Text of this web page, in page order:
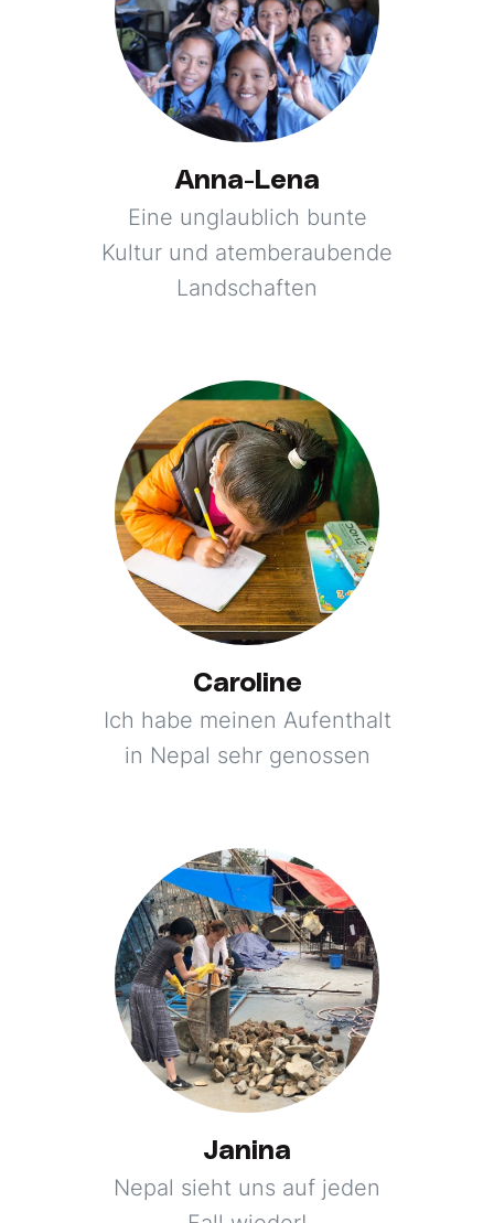
Anna-Lena
Eine unglaublich bunte
Kultur und atemberaubende
Landschaften
Caroline
Ich habe meinen Aufenthalt
in Nepal sehr genossen
Janina
Nepal sieht uns auf jeden